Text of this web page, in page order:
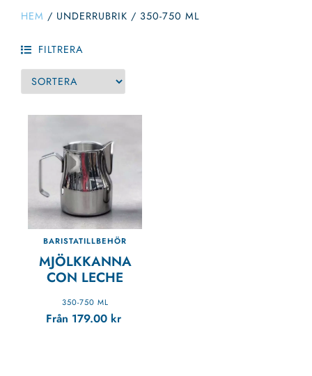
HEM / UNDERRUBRIK / 350-750 ML
FILTRERA
BARISTATILLBEHÖR
MJÖLKKANNA
CON LECHE
350-750 ML
Från 179.00 kr